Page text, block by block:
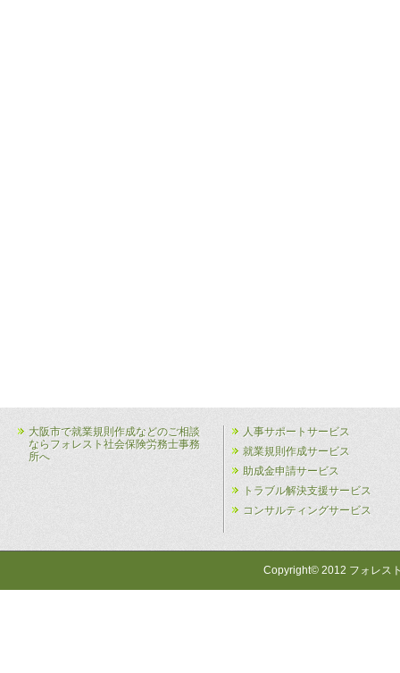
大阪市で就業規則作成などのご相談
ならフォレスト社会保険労務士事務
所へ
人事サポートサービス
就業規則作成サービス
助成金申請サービス
トラブル解決支援サービス
コンサルティングサービス
Copyright© 2012 フォレス